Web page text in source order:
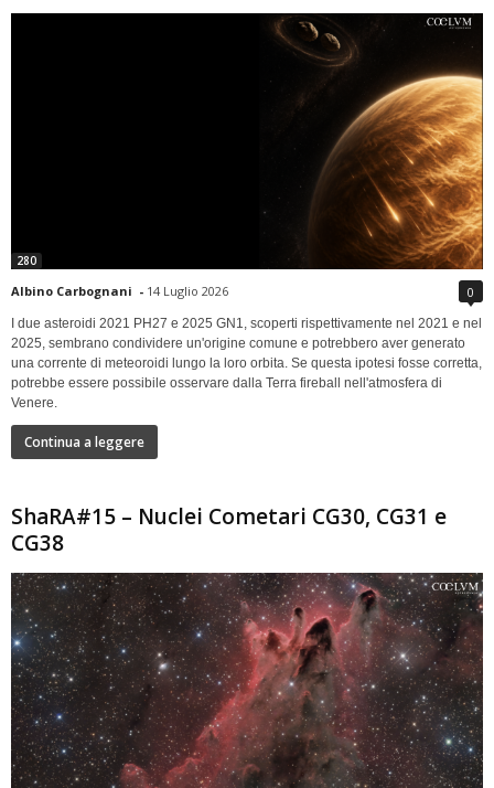
280
Albino Carbognani - 14 Luglio 2026 0
I due asteroidi 2021 PH27 e 2025 GN1, scoperti rispettivamente nel 2021 e nel
2025, sembrano condividere un'origine comune e potrebbero aver generato
una corrente di meteoroidi lungo la loro orbita. Se questa ipotesi fosse corretta,
potrebbe essere possibile osservare dalla Terra fireball nell'atmosfera di
Venere.
Continua a leggere
ShaRA#15 – Nuclei Cometari CG30, CG31 e
CG38